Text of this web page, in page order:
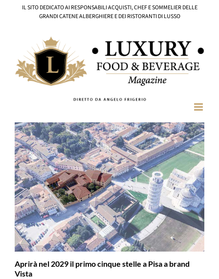
IL SITO DEDICATO AI RESPONSABILI ACQUISTI, CHEF E SOMMELIER DELLE
GRANDI CATENE ALBERGHIERE E DEI RISTORANTI DI LUSSO
Ingrandisci
immagine
Aprirà nel 2029 il primo cinque stelle a Pisa a brand
Vista